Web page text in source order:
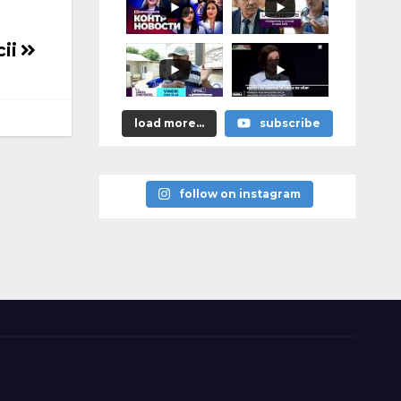
сегодня, в
10:00
load more... subscribe
follow on instagram